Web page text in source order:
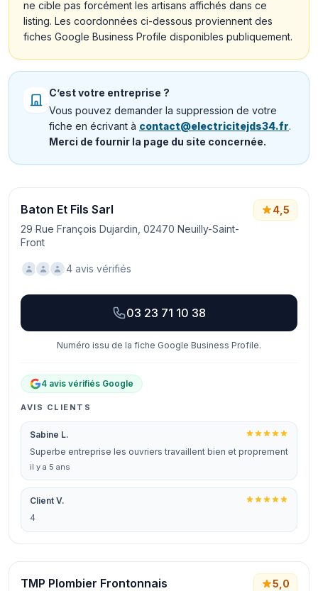
ne cible pas forcément les artisans affichés dans ce
listing. Les coordonnées ci-dessous proviennent des
fiches Google Business Profile disponibles publiquement.
C’est votre entreprise ?
Vous pouvez demander la suppression de votre
fiche en écrivant à contact@electricitejds34.fr.
Merci de fournir la page du site concernée.
Baton Et Fils Sarl
29 Rue François Dujardin, 02470 Neuilly-Saint-
Front
4,5
4 avis vérifiés
03 23 71 10 38
Numéro issu de la fiche Google Business Profile.
4 avis vérifiés Google
AVIS CLIENTS
Sabine L.
Superbe entreprise les ouvriers travaillent bien et proprement
il y a 5 ans
Client V.
4
TMP Plombier Frontonnais 5,0